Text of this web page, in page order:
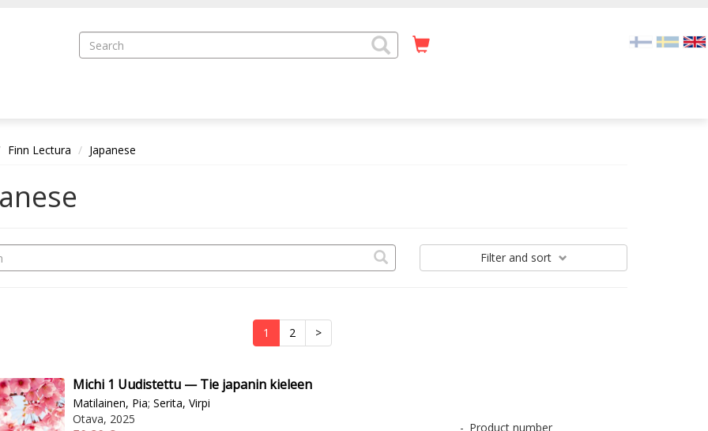
Finn Lectura Japanese
Filterand sort
1 2 >
Michi 1 Uudistettu — Tie japanin kieleen
Matilainen, Pia; Serita, Virpi
Otava, 2025
Product number